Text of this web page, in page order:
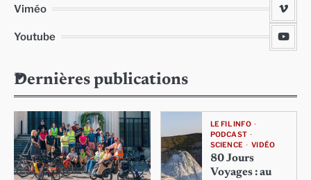
Viméo
Youtube
Dernières publications
LE FIL INFO
PODCAST
SCIENCE
VIDÉO
80 Jours
Voyages : au